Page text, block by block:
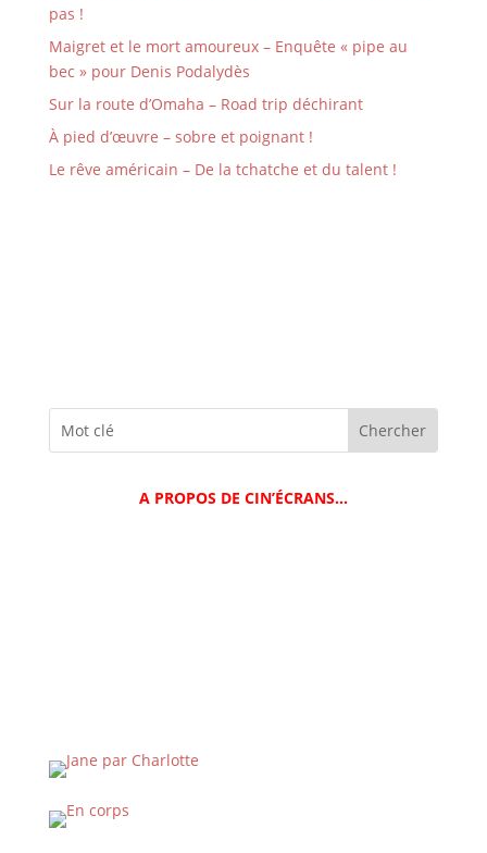
pas !
Maigret et le mort amoureux – Enquête « pipe au
bec » pour Denis Podalydès
Sur la route d’Omaha – Road trip déchirant
À pied d’œuvre – sobre et poignant !
Le rêve américain – De la tchatche et du talent !
A PROPOS DE CIN’ÉCRANS…